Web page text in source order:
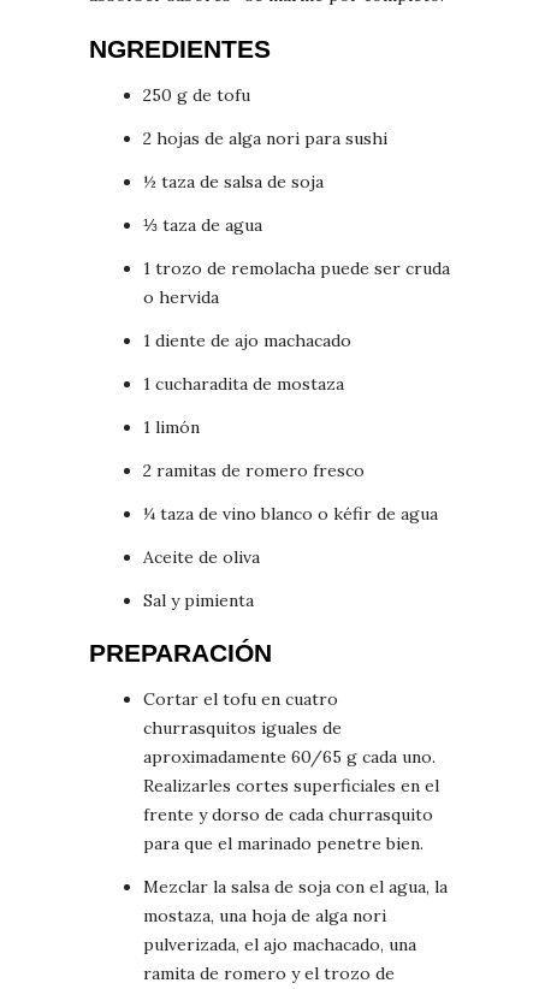
NGREDIENTES
250 g de tofu
2 hojas de alga nori para sushi
½ taza de salsa de soja
⅓ taza de agua
1 trozo de remolacha puede ser cruda
o hervida
1 diente de ajo machacado
1 cucharadita de mostaza
1 limón
2 ramitas de romero fresco
¼ taza de vino blanco o kéfir de agua
Aceite de oliva
Sal y pimienta
PREPARACIÓN
Cortar el tofu en cuatro
churrasquitos iguales de
aproximadamente 60/65 g cada uno.
Realizarles cortes superficiales en el
frente y dorso de cada churrasquito
para que el marinado penetre bien.
Mezclar la salsa de soja con el agua, la
mostaza, una hoja de alga nori
pulverizada, el ajo machacado, una
ramita de romero y el trozo de